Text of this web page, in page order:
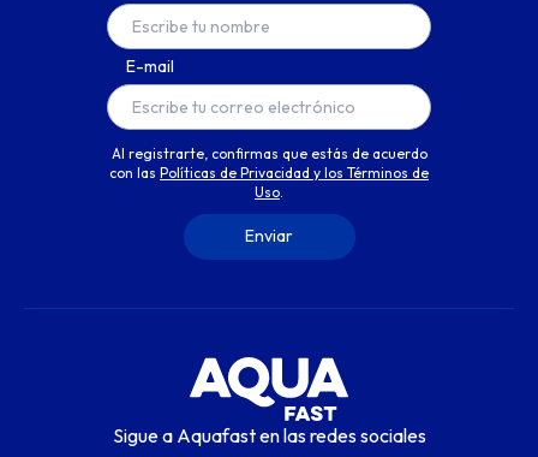
E-mail
Al registrarte, confirmas que estás de acuerdo
con las Políticas de Privacidad y los Términos de
Uso
Sigue a Aquafast en las redes sociales